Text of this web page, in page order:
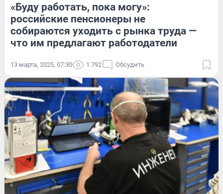
«Буду работать, пока могу»:
российские пенсионеры не
собираются уходить с рынка труда —
что им предлагают работодатели
13 марта, 2025, 07:30 1 792 Обсудить